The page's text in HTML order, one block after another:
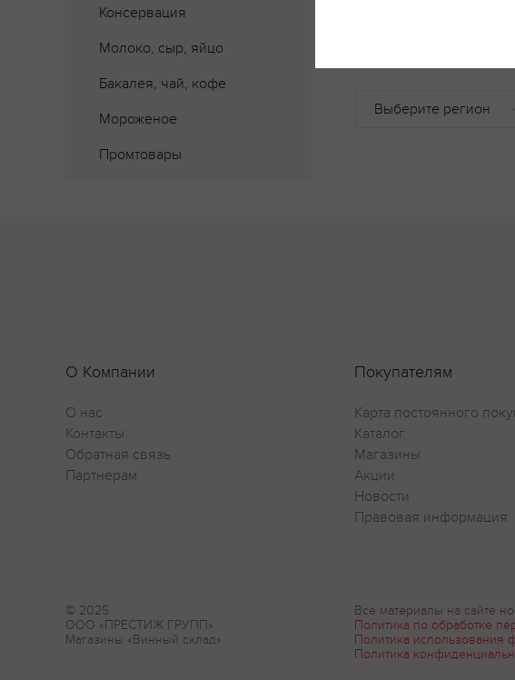
Консервация
Молоко, сыр, яйцо
Бакалея, чай, кофе
Мороженое
Промтовары
Оставить
О Компании
О нас
Контакты
Обратная связь
Партнерам
Покупателям
Карта постоянного
Каталог
Магазины
Акции
Новости
Правовая информация
© 2025
ООО «ПРЕСТИЖ ГРУПП»
Магазины «Винный склад»
Все материалы на сайте
Политика по обработке
Политика использования
Политика